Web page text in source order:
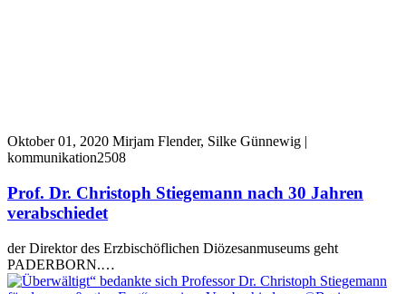
Oktober 01, 2020 Mirjam Flender, Silke Günnewig |
kommunikation2508
Prof. Dr. Christoph Stiegemann nach 30 Jahren
verabschiedet
der Direktor des Erzbischöflichen Diözesanmuseums geht
PADERBORN.…